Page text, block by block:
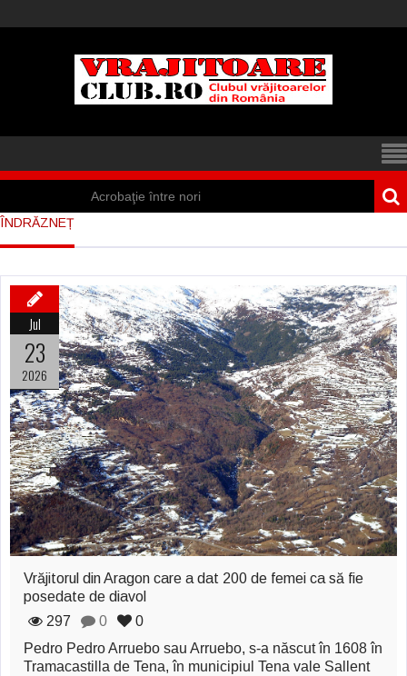
Acrobaţie între nori
Marea vânătoare
de vrăjitoare din
Suedia
Vrăjitoare
zburătoare în Mexic
Magia în Thailanda
Madona lacrimilor
din Siracusa
(Silcilia)
Uimitoarea viaţă a
Teresei Neumann
Derba, un oraş
ÎNDRĂZNEȚ
Jul
23
2026
Vrăjitorul din Aragon care a dat 200 de femei ca să fie
posedate de diavol
297
0
0
Pedro Pedro Arruebo sau Arruebo, s-a născut în 1608 în
Tramacastilla de Tena, în municipiul Tena vale Sallent